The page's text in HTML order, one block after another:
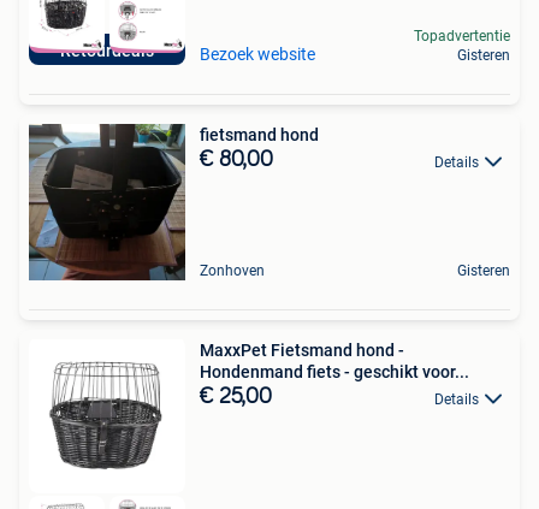
Retourdeals Bezoek website
Topadvertentie
Gisteren
fietsmand hond
€ 80,00 Details
Zonhoven Gisteren
MaxxPet Fietsmand hond -
Hondenmand fiets - geschikt voor...
€ 25,00 Details